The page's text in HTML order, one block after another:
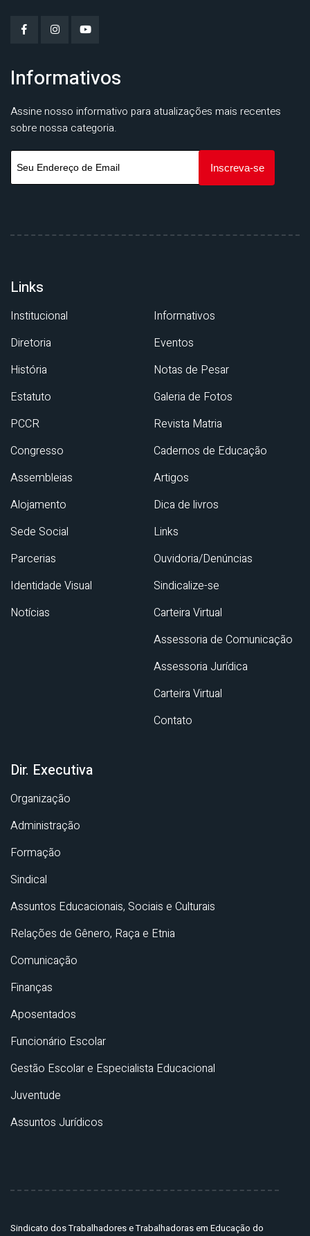
Informativos
Assine nosso informativo para atualizações mais recentes
sobre nossa categoria.
Links
Institucional
Diretoria
História
Estatuto
PCCR
Congresso
Assembleias
Alojamento
Sede Social
Parcerias
Identidade Visual
Notícias
Informativos
Eventos
Notas de Pesar
Galeria de Fotos
Revista Matria
Cadernos de Educação
Artigos
Dica de livros
Links
Ouvidoria/Denúncias
Sindicalize-se
Carteira Virtual
Assessoria de Comunicação
Assessoria Jurídica
Carteira Virtual
Contato
Dir. Executiva
Organização
Administração
Formação
Sindical
Assuntos Educacionais, Sociais e Culturais
Relações de Gênero, Raça e Etnia
Comunicação
Finanças
Aposentados
Funcionário Escolar
Gestão Escolar e Especialista Educacional
Juventude
Assuntos Jurídicos
Sindicato dos Trabalhadores e Trabalhadoras em Educação do